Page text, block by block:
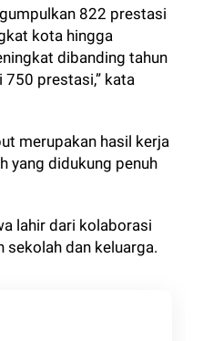
822 prestasi
kota hingga
dibanding tahun
750 prestasi,” kata
merupakan hasil kerja
yang didukung penuh
lahir dari kolaborasi
sekolah dan keluarga.